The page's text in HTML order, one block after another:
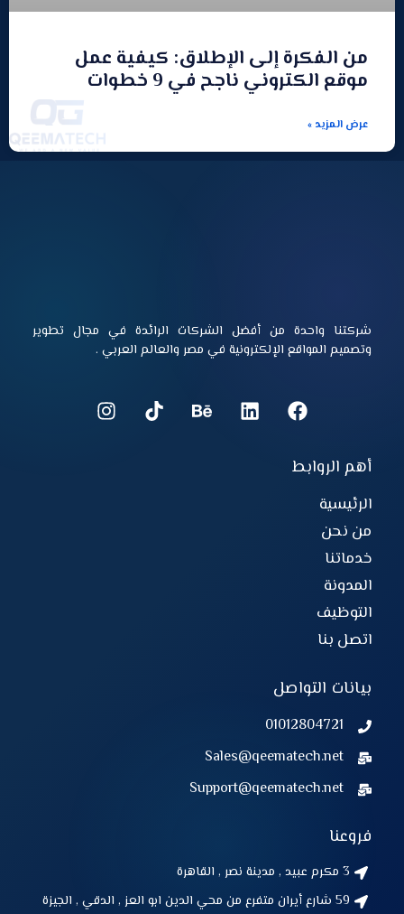
من الفكرة إلى الإطلاق: كيفية عمل
موقع الكتروني ناجح في 9 خطوات
عرض المزيد »
شركتنا واحدة من أفضل الشركات الرائدة في مجال تطوير
وتصميم المواقع الإلكترونية في مصر والعالم العربي .
أهم الروابط
الرئيسية
من نحن
خدماتنا
المدونة
التوظيف
اتصل بنا
بيانات التواصل
01012804721
Sales@qeematech.net
Support@qeematech.net
فروعنا
3 مكرم عبيد , مدينة نصر , القاهرة
59 شارع أيران متفرع من محي الدين ابو العز , الدقي , الجيزة